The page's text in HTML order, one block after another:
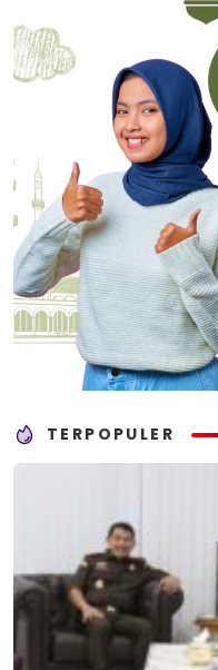
TERPOPULER